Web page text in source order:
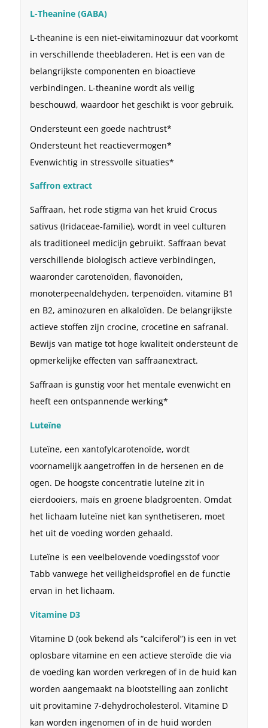
L-Theanine (GABA)
L-theanine is een niet-eiwitaminozuur dat voorkomt
in verschillende theebladeren. Het is een van de
belangrijkste componenten en bioactieve
verbindingen. L-theanine wordt als veilig
beschouwd, waardoor het geschikt is voor gebruik.
Ondersteunt een goede nachtrust*
Ondersteunt het reactievermogen*
Evenwichtig in stressvolle situaties*
Saffron extract
Saffraan, het rode stigma van het kruid Crocus
sativus (Iridaceae-familie), wordt in veel culturen
als traditioneel medicijn gebruikt. Saffraan bevat
verschillende biologisch actieve verbindingen,
waaronder carotenoïden, flavonoïden,
monoterpeenaldehyden, terpenoïden, vitamine B1
en B2, aminozuren en alkaloïden. De belangrijkste
actieve stoffen zijn crocine, crocetine en safranal.
Bewijs van matige tot hoge kwaliteit ondersteunt de
opmerkelijke effecten van saffraanextract.
Saffraan is gunstig voor het mentale evenwicht en
heeft een ontspannende werking*
Luteïne
Luteïne, een xantofylcarotenoïde, wordt
voornamelijk aangetroffen in de hersenen en de
ogen. De hoogste concentratie luteïne zit in
eierdooiers, maïs en groene bladgroenten. Omdat
het lichaam luteïne niet kan synthetiseren, moet
het uit de voeding worden gehaald.
Luteïne is een veelbelovende voedingsstof voor
Tabb vanwege het veiligheidsprofiel en de functie
ervan in het lichaam.
Vitamine D3
Vitamine D (ook bekend als “calciferol”) is een in vet
oplosbare vitamine en een actieve steroïde die via
de voeding kan worden verkregen of in de huid kan
worden aangemaakt na blootstelling aan zonlicht
uit provitamine 7-dehydrocholesterol. Vitamine D
kan worden ingenomen of in de huid worden